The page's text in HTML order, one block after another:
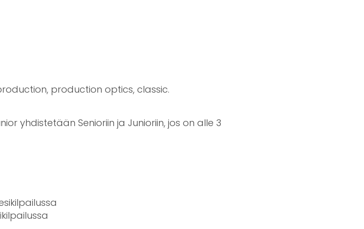
production optics, classic.
yhdistetään Senioriin ja Junioriin, jos on alle 3